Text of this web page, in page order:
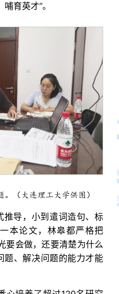
育英才”。
（大连理工大学供图）
推导，小到遣词造句、标
本论文，林皋都严格把
要会做，还要清楚为什么
题、解决问题的能力才能